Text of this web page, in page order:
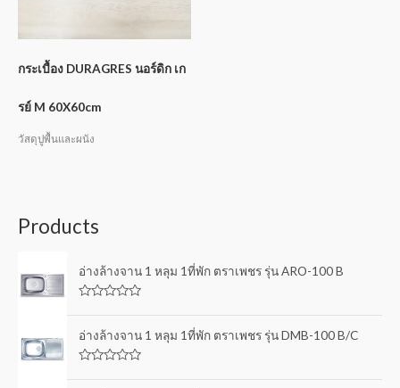
กระเบื้อง DURAGRES นอร์ดิก เก
รย์ M 60X60cm
วัสดุปูพื้นและผนัง
Products
อ่างล้างจาน 1 หลุม 1ที่พัก ตราเพชร รุ่น ARO-100 B
t
e
d
อ่างล้างจาน 1 หลุม 1ที่พัก ตราเพชร รุ่น DMB-100 B/C